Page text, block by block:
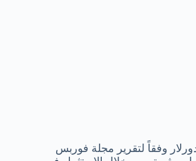
الترتيب 73 بإعتباره أغني رجل في العالم بثروة تصل 13 بليون دورلار وفقاً لتقرير مجلة فوربس